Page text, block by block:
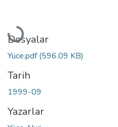
Yükleniyor...
Dosyalar
Yüce.pdf(596.09 KB)
Tarih
1999-09
Yazarlar